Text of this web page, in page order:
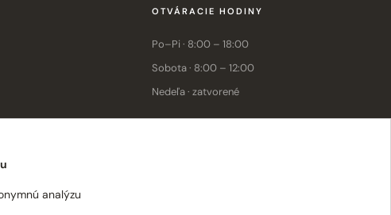
OTVÁRACIE HODINY
Po–Pi · 8:00 – 18:00
Sobota · 8:00 – 12:00
Nedeľa · zatvorené
analýzu